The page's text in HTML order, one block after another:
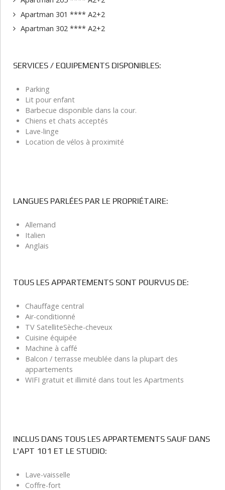
Apartman 301 **** A2+2
Apartman 302 **** A2+2
SERVICES / EQUIPEMENTS DISPONIBLES:
Parking
Lit pour enfant
Barbecue disponible dans la cour.
Chiens et chats acceptés
Lave-linge
Location de vélos à proximité
LANGUES PARLÉES PAR LE PROPRIÉTAIRE:
Allemand
Italien
Anglais
TOUS LES APPARTEMENTS SONT POURVUS DE:
Chauffage central
Air-conditionné
TV SatelliteSèche-cheveux
Cuisine équipée
Machine à caffé
Balcon / terrasse meublée dans la plupart des
appartements
WIFI gratuit et illimité dans tout les Apartments
INCLUS DANS TOUS LES APPARTEMENTS SAUF DANS
L'APT 101 ET LE STUDIO:
Lave-vaisselle
Coffre-fort